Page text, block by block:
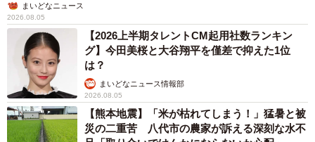
まいどなニュース
2026.08.05
【2026上半期タレントCM起用社数ランキン
グ】今田美桜と大谷翔平を僅差で抑えた1位
は？
まいどなニュース情報部
2026.08.05
【熊本地震】「米が枯れてしまう！」猛暑と被
災の二重苦 八代市の農家が訴える深刻な水不